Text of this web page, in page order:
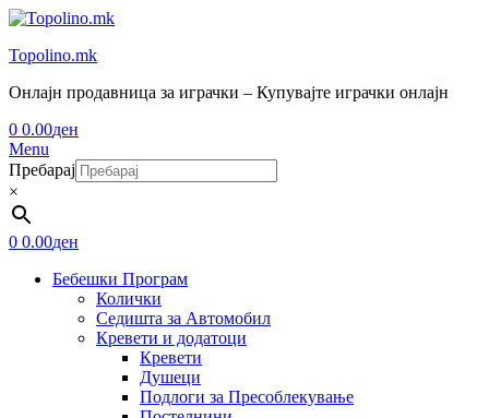
Topolino.mk
Онлајн продавница за играчки – Купувајте играчки онлајн
0 0.00ден
Menu
Пребарај
×
0 0.00ден
Бебешки Програм
Колички
Седишта за Автомобил
Кревети и додатоци
Кревети
Душеци
Подлоги за Пресоблекување